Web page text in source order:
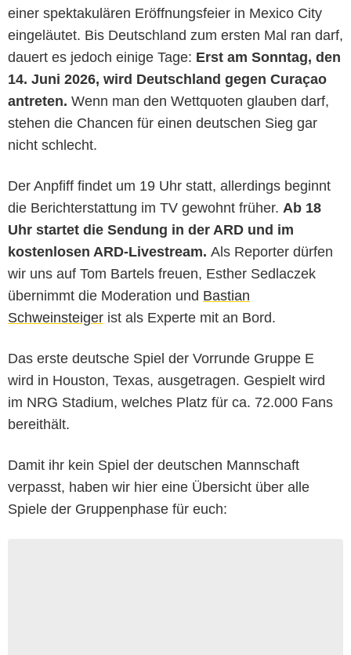
einer spektakulären Eröffnungsfeier in Mexico City
eingeläutet. Bis Deutschland zum ersten Mal ran darf,
dauert es jedoch einige Tage: Erst am Sonntag, den
14. Juni 2026, wird Deutschland gegen Curaçao
antreten. Wenn man den Wettquoten glauben darf,
stehen die Chancen für einen deutschen Sieg gar
nicht schlecht.
Der Anpfiff findet um 19 Uhr statt, allerdings beginnt
die Berichterstattung im TV gewohnt früher. Ab 18
Uhr startet die Sendung in der ARD und im
kostenlosen ARD-Livestream. Als Reporter dürfen
wir uns auf Tom Bartels freuen, Esther Sedlaczek
übernimmt die Moderation und Bastian
Schweinsteiger ist als Experte mit an Bord.
Das erste deutsche Spiel der Vorrunde Gruppe E
wird in Houston, Texas, ausgetragen. Gespielt wird
im NRG Stadium, welches Platz für ca. 72.000 Fans
bereithält.
Damit ihr kein Spiel der deutschen Mannschaft
verpasst, haben wir hier eine Übersicht über alle
Spiele der Gruppenphase für euch: